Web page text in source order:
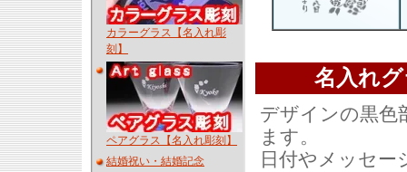
カラーグラス【名入れ彫
刻】
ペアグラス【名入れ彫刻】
結婚祝い・結婚記念
名入れ
デザインの黒色
ます。
日付やメッセー